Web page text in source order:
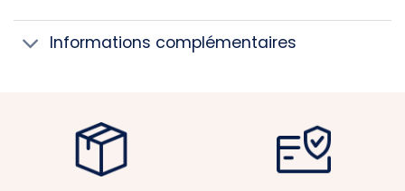
Informations complémentaires